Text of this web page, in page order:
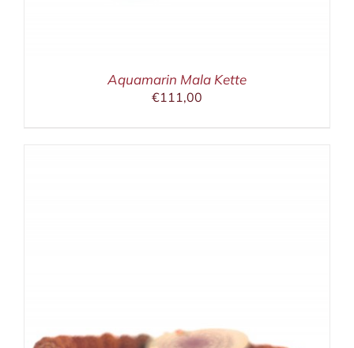
Aquamarin Mala Kette
€111,00